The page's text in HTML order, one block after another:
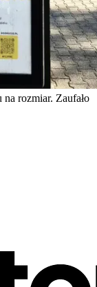
rozmiar. Zaufało